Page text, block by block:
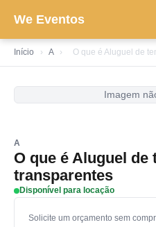
We Eventos
Início › A › O que é Aluguel de
Imagem
A
O que é Aluguel de
transparentes
Disponível para locação
Solicite um orçamento sem